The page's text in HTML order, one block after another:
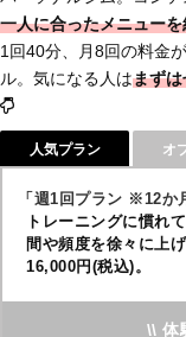
一人に合ったメニュー
1回40分、月8回の料金
ル。気になる人はまずは
人気プラン オ
「週1回プラン ※12か
トレーニングに慣れ
間や頻度を徐々に上
16,000円(税込)。
\\ 体